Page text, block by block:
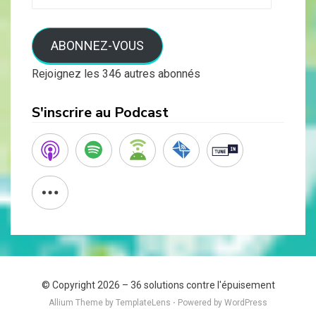
ABONNEZ-VOUS
Rejoignez les 346 autres abonnés
S'inscrire au Podcast
© Copyright 2026 – 36 solutions contre l'épuisement
Allium Theme by TemplateLens ⋅ Powered by WordPress